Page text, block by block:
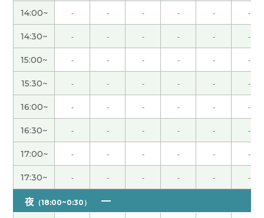
谢谢老师，中国語の学習の為に考えていただきあり
がとうございます。今後もよろしくお願いします！
( 男性 )
老師也辛苦了 下次見🍀 ( 女性 )
谢谢了！是很开心的课程。
ご指導 ありがとうございました。 また教えてくだ
さい よろしくお願いします( 50代 男性 )
老师时间过的好快呢，我们一起为目标努力吧！( 女
性 )
14:00~ - - - - - -
14:30~ - - - - - -
15:00~ - - - - - -
15:30~ - - - - - -
16:00~ - - - - - -
16:30~ - - - - - -
17:00~ - - - - - -
17:30~ - - - - - -
夜 （18:00~0:30）